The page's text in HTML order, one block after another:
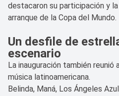
destacaron su participación y
arranque de la Copa del Mundo.
Un desfile de
escenario
La inauguración también
música latinoamericana.
Belinda, Maná, Los Ángeles